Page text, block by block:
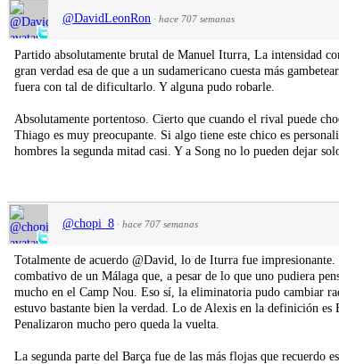
@DavidLeonRon · hace 707 semanas
Partido absolutamente brutal de Manuel Iturra, La intensidad
gran verdad esa de que a un sudamericano cuesta más
fuera con tal de dificultarlo. Y alguna pudo robarle.
Absolutamente portentoso. Cierto que cuando el rival puede
Thiago es muy preocupante. Si algo tiene este chico es
hombres la segunda mitad casi. Y a Song no lo pueden dejar
@chopi_8 · hace 707 semanas
Totalmente de acuerdo @David, lo de Iturra fue
combativo de un Málaga que, a pesar de lo que uno pudiera
mucho en el Camp Nou. Eso sí, la eliminatoria pudo cambiar
estuvo bastante bien la verdad. Lo de Alexis en la definición es
Penalizaron mucho pero queda la vuelta.
La segunda parte del Barça fue de las más flojas que recuerdo